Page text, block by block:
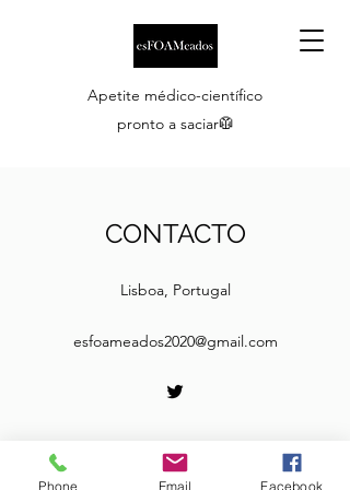
Apetite médico-científico
pronto a saciar🥼
CONTACTO
Lisboa, Portugal
esfoameados2020@gmail.com
Phone Email Facebook